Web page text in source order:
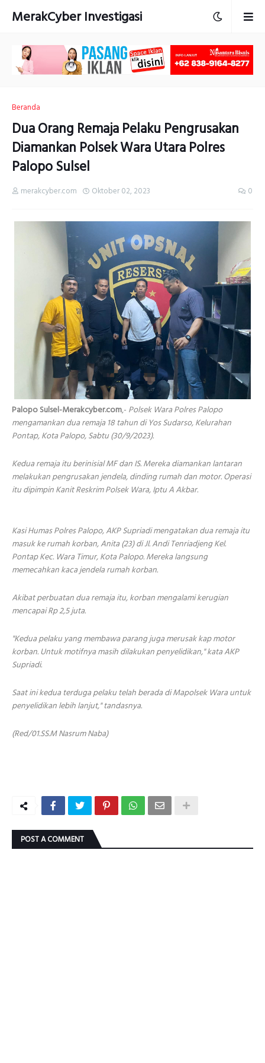
MerakCyber Investigasi
Beranda
Dua Orang Remaja Pelaku Pengrusakan
Diamankan Polsek Wara Utara Polres
Palopo Sulsel
merakcyber.com Oktober 02, 2023 0
Palopo Sulsel-Merakcyber.com,- Polsek Wara Polres Palopo
mengamankan dua remaja 18 tahun di Yos Sudarso, Kelurahan
Pontap, Kota Palopo, Sabtu (30/9/2023).
Kedua remaja itu berinisial MF dan IS. Mereka diamankan lantaran
melakukan pengrusakan jendela, dinding rumah dan motor. Operasi
itu dipimpin Kanit Reskrim Polsek Wara, Iptu A Akbar.
Kasi Humas Polres Palopo, AKP Supriadi mengatakan dua remaja itu
masuk ke rumah korban, Anita (23) di Jl. Andi Tenriadjeng Kel.
Pontap Kec. Wara Timur, Kota Palopo. Mereka langsung
memecahkan kaca jendela rumah korban.
Akibat perbuatan dua remaja itu, korban mengalami kerugian
mencapai Rp 2,5 juta.
"Kedua pelaku yang membawa parang juga merusak kap motor
korban. Untuk motifnya masih dilakukan penyelidikan," kata AKP
Supriadi.
Saat ini kedua terduga pelaku telah berada di Mapolsek Wara untuk
penyelidikan lebih lanjut," tandasnya.
(Red/01.SS.M Nasrum Naba)
POST A COMMENT